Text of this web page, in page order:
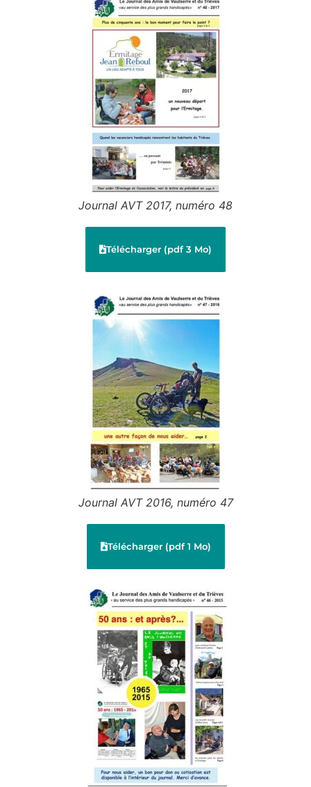
Journal AVT 2017, numéro 48
Télécharger (pdf 3 Mo)
Journal AVT 2016, numéro 47
Télécharger (pdf 1 Mo)